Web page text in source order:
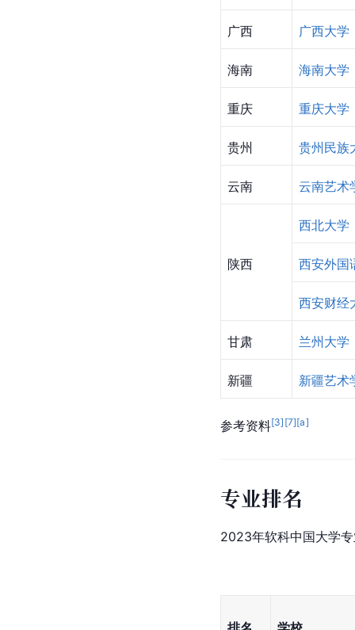
广西 广西大学
海南 海南大学
重庆 重庆大学
贵州 贵州民族
云南 云南艺术
陕西
西北大学
西安外国
西安财经
甘肃 兰州大学
新疆 新疆艺术
参考资料[3] [7][a]
专业排名
2023年软科中国大学